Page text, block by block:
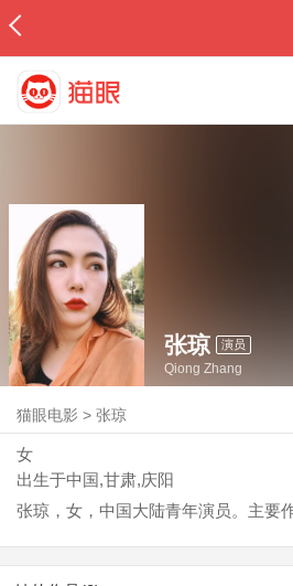
张琼 演员
Qiong Zhang
猫眼电影 >张琼
女
出生于中国,甘肃,庆阳
张琼，女，中国大陆青年演员。主要